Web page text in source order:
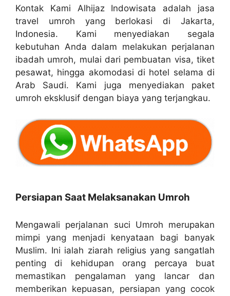
Kontak Kami Alhijaz Indowisata adalah jasa
travel umroh yang berlokasi di Jakarta,
Indonesia. Kami menyediakan segala
kebutuhan Anda dalam melakukan perjalanan
ibadah umroh, mulai dari pembuatan visa, tiket
pesawat, hingga akomodasi di hotel selama di
Arab Saudi. Kami juga menyediakan paket
umroh eksklusif dengan biaya yang terjangkau.
Persiapan Saat Melaksanakan Umroh
Mengawali perjalanan suci Umroh merupakan
mimpi yang menjadi kenyataan bagi banyak
Muslim. Ini ialah ziarah religius yang sangatlah
penting di kehidupan orang percaya buat
memastikan pengalaman yang lancar dan
memberikan kepuasan, persiapan yang cocok